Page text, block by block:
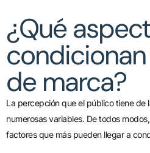
¿Qué
de marca?
La percepción que el público tiene de
numerosas variables. De todos
factores que más pueden llegar a